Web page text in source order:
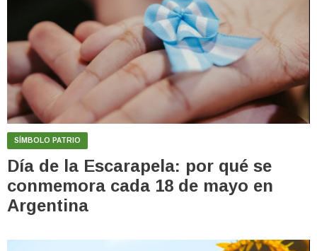
SÍMBOLO PATRIO
Día de la Escarapela: por qué se
conmemora cada 18 de mayo en
Argentina